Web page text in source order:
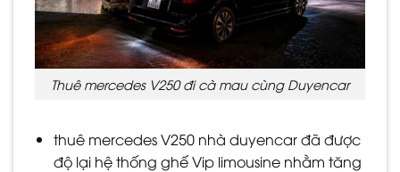
Thuê mercedes V250 đi cà mau cùng Duyencar
thuê mercedes V250 nhà duyencar đã được
độ lại hệ thống ghế Vip limousine nhằm tăng